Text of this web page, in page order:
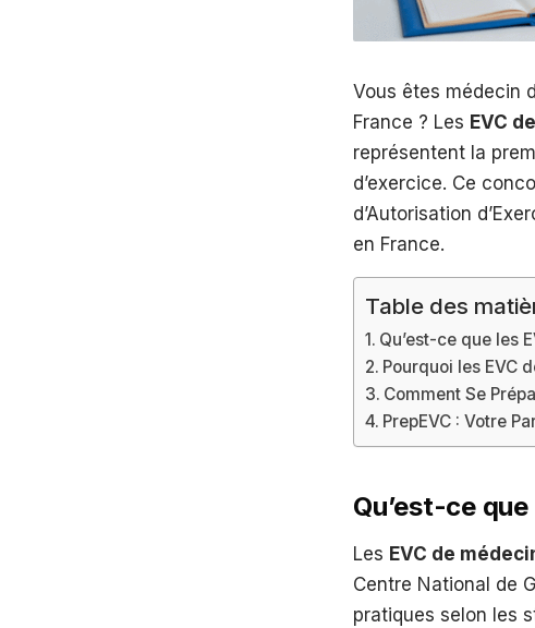
Vous êtes médecin
France ? Les EVC
représentent la
d’exercice. Ce
d’Autorisation
en France.
Table des
Qu’est-ce que les
Pourquoi les EVC
Comment Se
PrepEVC : Votre
Qu’est-ce
Les EVC de
Centre National de
pratiques selon les